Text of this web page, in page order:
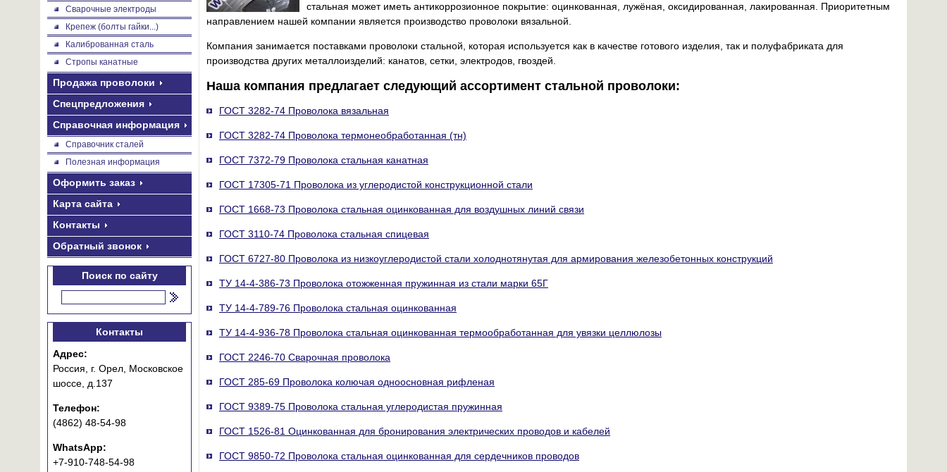
Сварочные электроды
Крепеж (болты гайки...)
Калиброванная сталь
Стропы канатные
Продажа проволоки
Спецпредложения
Справочная информация
Справочник сталей
Полезная информация
Оформить заказ
Карта сайта
Контакты
Обратный звонок
Поиск по сайту
Контакты
Адрес:
Россия, г. Орел, Московское
шоссе, д.137
Телефон:
(4862) 48-54-98
WhatsApp:
+7-910-748-54-98
стальная может иметь антикоррозионное покрытие: оцинкованная, лужёная, оксидированная, лакированная. Приоритетным
направлением нашей компании является производство проволоки вязальной.
Компания занимается поставками проволоки стальной, которая используется как в качестве готового изделия, так и полуфабриката для
производства других металлоизделий: канатов, сетки, электродов, гвоздей.
Наша компания предлагает следующий ассортимент стальной проволоки:
ГОСТ 3282-74 Проволока вязальная
ГОСТ 3282-74 Проволока термонеобработанная (тн)
ГОСТ 7372-79 Проволока стальная канатная
ГОСТ 17305-71 Проволока из углеродистой конструкционной стали
ГОСТ 1668-73 Проволока стальная оцинкованная для воздушных линий связи
ГОСТ 3110-74 Проволока стальная спицевая
ГОСТ 6727-80 Проволока из низкоуглеродистой стали холоднотянутая для армирования железобетонных конструкций
ТУ 14-4-386-73 Проволока отожженная пружинная из стали марки 65Г
ТУ 14-4-789-76 Проволока стальная оцинкованная
ТУ 14-4-936-78 Проволока стальная оцинкованная термообработанная для увязки целлюлозы
ГОСТ 2246-70 Сварочная проволока
ГОСТ 285-69 Проволока колючая одноосновная рифленая
ГОСТ 9389-75 Проволока стальная углеродистая пружинная
ГОСТ 1526-81 Оцинкованная для бронирования электрических проводов и кабелей
ГОСТ 9850-72 Проволока стальная оцинкованная для сердечников проводов